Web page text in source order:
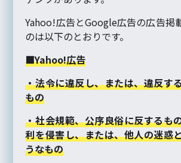
Yahoo!広告とGoogle広告の広告掲
のは以下のとおりです。
■Yahoo!広告
・法令に違反し、または、違反す
もの
・社会規範、公序良俗に反するも
利を侵害し、または、他人の迷惑
うなもの